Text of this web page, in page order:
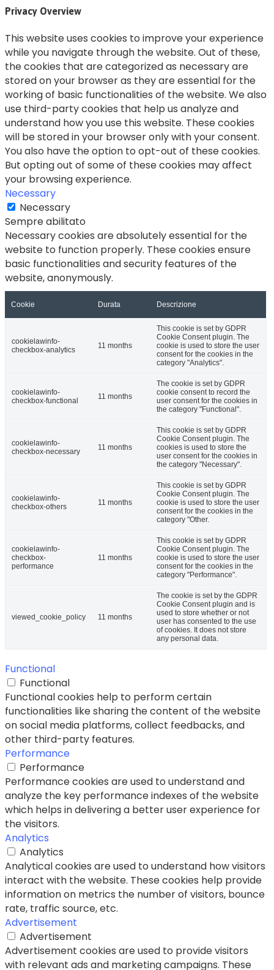
Privacy Overview
This website uses cookies to improve your experience
while you navigate through the website. Out of these,
the cookies that are categorized as necessary are
stored on your browser as they are essential for the
working of basic functionalities of the website. We also
use third-party cookies that help us analyze and
understand how you use this website. These cookies
will be stored in your browser only with your consent.
You also have the option to opt-out of these cookies.
But opting out of some of these cookies may affect
your browsing experience.
Necessary
Necessary
Sempre abilitato
Necessary cookies are absolutely essential for the
website to function properly. These cookies ensure
basic functionalities and security features of the
website, anonymously.
Cookie Durata Descrizione
cookielawinfo-
checkbox-analytics
11 months
This cookie is set by GDPR
Cookie Consent plugin. The
cookie is used to store the user
consent for the cookies in the
category "Analytics".
cookielawinfo-
checkbox-functional
11 months
The cookie is set by GDPR
cookie consent to record the
user consent for the cookies in
the category "Functional".
cookielawinfo-
checkbox-necessary
11 months
This cookie is set by GDPR
Cookie Consent plugin. The
cookies is used to store the
user consent for the cookies in
the category "Necessary".
cookielawinfo-
checkbox-others
11 months
This cookie is set by GDPR
Cookie Consent plugin. The
cookie is used to store the user
consent for the cookies in the
category "Other.
cookielawinfo-
checkbox-
performance
11 months
This cookie is set by GDPR
Cookie Consent plugin. The
cookie is used to store the user
consent for the cookies in the
category "Performance".
viewed_cookie_policy 11 months
The cookie is set by the GDPR
Cookie Consent plugin and is
used to store whether or not
user has consented to the use
of cookies. It does not store
any personal data.
Functional
Functional
Functional cookies help to perform certain
functionalities like sharing the content of the website
on social media platforms, collect feedbacks, and
other third-party features.
Performance
Performance
Performance cookies are used to understand and
analyze the key performance indexes of the website
which helps in delivering a better user experience for
the visitors.
Analytics
Analytics
Analytical cookies are used to understand how visitors
interact with the website. These cookies help provide
information on metrics the number of visitors, bounce
rate, traffic source, etc.
Advertisement
Advertisement
Advertisement cookies are used to provide visitors
with relevant ads and marketing campaigns. These